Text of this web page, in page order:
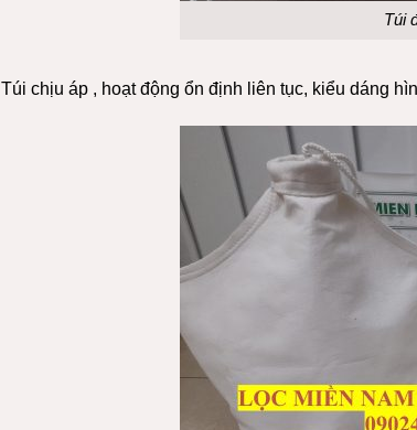
Túi
Túi chịu áp , hoạt động ổn định liên tục, kiểu dáng